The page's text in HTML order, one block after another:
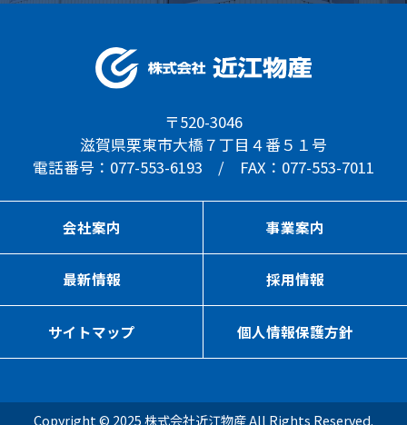
〒520-3046
滋賀県栗東市大橋７丁目４番５１号
電話番号：077-553-6193 / FAX：077-553-7011
会社案内 事業案内
最新情報 採用情報
サイトマップ 個人情報保護方針
Copyright © 2025 株式会社近江物産 All Rights Reserved.